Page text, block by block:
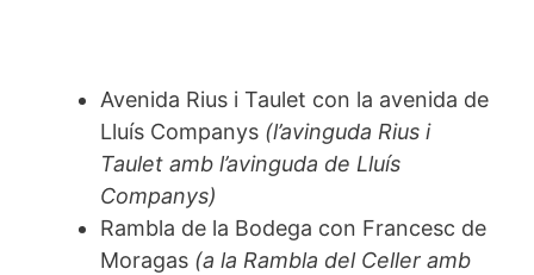
Avenida Rius i Taulet con la avenida de
Lluís Companys (l’avinguda Rius i
Taulet amb l’avinguda de Lluís
Companys)
Rambla de la Bodega con Francesc de
Moragas (a la Rambla del Celler amb